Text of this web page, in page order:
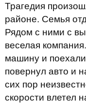
Трагедия
районе. Семья
Рядом с ними с
веселая
машину и
повернул авто и
сих пор
скорости влетел